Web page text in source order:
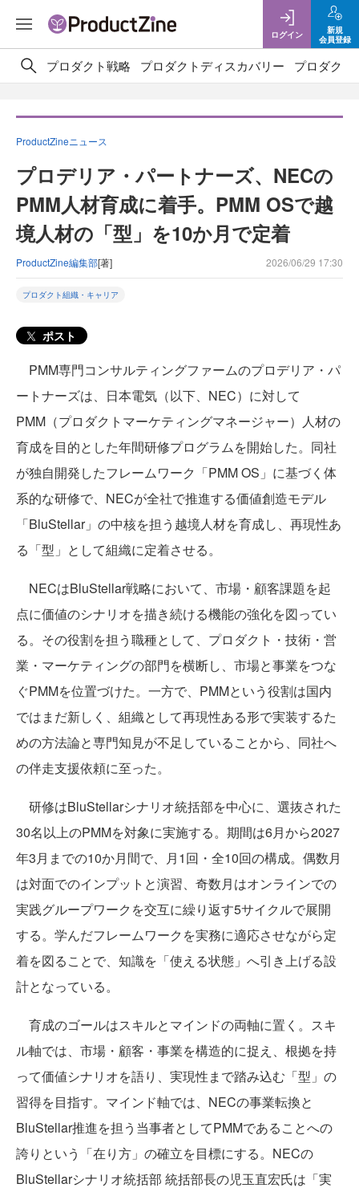
ログイン
新規
会員登録
プロダクト戦略 プロダクトディスカバリー プロダクト
ProductZineニュース
プロデリア・パートナーズ、NECの
PMM人材育成に着手。PMM OSで越
境人材の「型」を10か月で定着
ProductZine編集部[著] 2026/06/29 17:30
プロダクト組織・キャリア
ポスト
PMM専門コンサルティングファームのプロデリア・パ
ートナーズは、日本電気（以下、NEC）に対して
PMM（プロダクトマーケティングマネージャー）人材の
育成を目的とした年間研修プログラムを開始した。同社
が独自開発したフレームワーク「PMM OS」に基づく体
系的な研修で、NECが全社で推進する価値創造モデル
「BluStellar」の中核を担う越境人材を育成し、再現性あ
る「型」として組織に定着させる。
NECはBluStellar戦略において、市場・顧客課題を起
点に価値のシナリオを描き続ける機能の強化を図ってい
る。その役割を担う職種として、プロダクト・技術・営
業・マーケティングの部門を横断し、市場と事業をつな
ぐPMMを位置づけた。一方で、PMMという役割は国内
ではまだ新しく、組織として再現性ある形で実装するた
めの方法論と専門知見が不足していることから、同社へ
の伴走支援依頼に至った。
研修はBluStellarシナリオ統括部を中心に、選抜された
30名以上のPMMを対象に実施する。期間は6月から2027
年3月までの10か月間で、月1回・全10回の構成。偶数月
は対面でのインプットと演習、奇数月はオンラインでの
実践グループワークを交互に繰り返す5サイクルで展開
する。学んだフレームワークを実務に適応させながら定
着を図ることで、知識を「使える状態」へ引き上げる設
計となっている。
育成のゴールはスキルとマインドの両軸に置く。スキ
ル軸では、市場・顧客・事業を構造的に捉え、根拠を持
って価値シナリオを語り、実現性まで踏み込む「型」の
習得を目指す。マインド軸では、NECの事業転換と
BluStellar推進を担う当事者としてPMMであることへの
誇りという「在り方」の確立を目標にする。NECの
BluStellarシナリオ統括部 統括部長の児玉直宏氏は「実